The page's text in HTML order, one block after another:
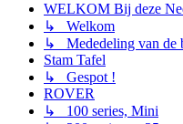
WELKOM Bij deze
↳ Welkom
↳ Mededeling van de
Stam Tafel
↳ Gespot !
ROVER
↳ 100 series, Mini